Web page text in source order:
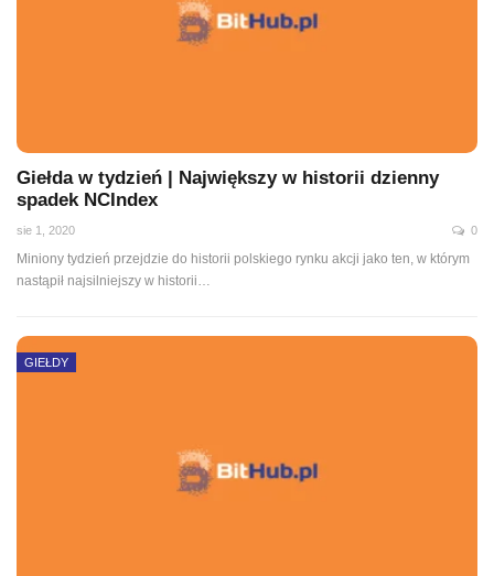
Giełda w tydzień | Największy w historii dzienny
spadek NCIndex
sie 1, 2020 0
Miniony tydzień przejdzie do historii polskiego rynku akcji jako ten, w którym
nastąpił najsilniejszy w historii…
GIEŁDY